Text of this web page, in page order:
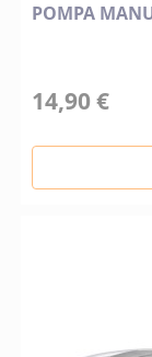
POMPA
14,90 €